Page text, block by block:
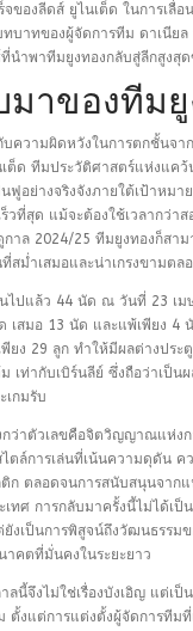
จของลีดส์ ยูไนเต็ด ในการเลื่อ
บาทของผู้จัดการทีม ดาเนียล
นำพาทีมยูงทองกลับสู่ลีกสูงสุด
มาของทีม
ความผิดหวังในการตกชั้นจา
ต็ด ทีมประวัติศาสตร์แห่งแคว้
ฟูอย่างจริงจังภายใต้เป้าหม
วที่สุด แม้จะต้องใช้เวลากว่าส
าล 2024/25 ทีมยูงทองก็สาม
สม่ำเสมอและน่าเกรงขามตล
นไปแล้ว 44 นัด ณ วันที่ 23 เม
เสมอ 13 นัด และแพ้เพียง 4
พียง 29 ลูก ทำให้มีผลต่างประ
เท่ากับเบิร์นลีย์ ซึ่งถือว่าเป็น
เกมรับ
กว่าตัวเลขคือจิตวิญญาณแห่ง
ตล์การเล่นที่เน้นความดุดัน ค
ก ตลอดจนการสนับสนุนจาก
ทศ การกลับมาครั้งนี้ไม่ได้เป็น
งเป็นการพิสูจน์ถึงวัฒนธรรม
าคตที่มั่นคงในระยะยาว
ลนี้จึงไม่ใช่เรื่องบังเอิญ แต่เป็
ตั้งแต่การแต่งตั้งผู้จัดการทีมที่